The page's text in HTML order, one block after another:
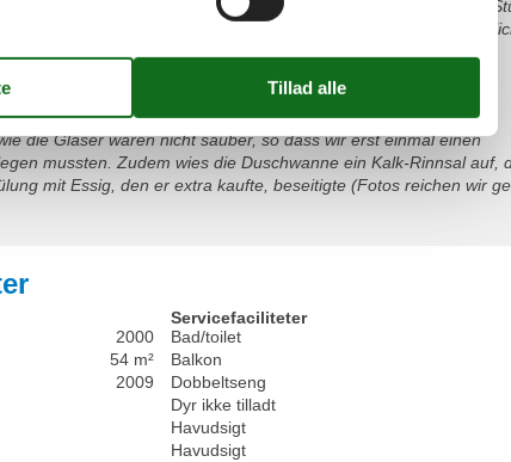
über dem quot;Café Röntgen quot;. Dadurch hört man jede
von 07.30 Uhr bis ca. 18.00 Uhr. Ansonsten haben wir uns
und freier Blick aufs Meer.
die Gläser waren nicht sauber, so dass wir erst einmal einen
mussten. Zudem wies die Duschwanne ein Kalk-Rinnsal auf,
mit Essig, den er extra kaufte, beseitigte (Fotos reichen wir
2000
54 m²
2009
Servicefaciliteter
Bad/toilet
Balkon
Dobbeltseng
Dyr ikke tilladt
Havudsigt
Havudsigt